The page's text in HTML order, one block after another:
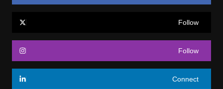
Follow
Follow
Connect